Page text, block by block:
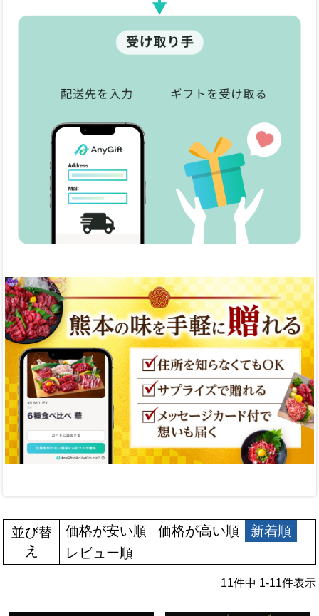
並び替
え
価格が安い順 価格が高い順
新着順
レビュー順
11件中 1-11件表示